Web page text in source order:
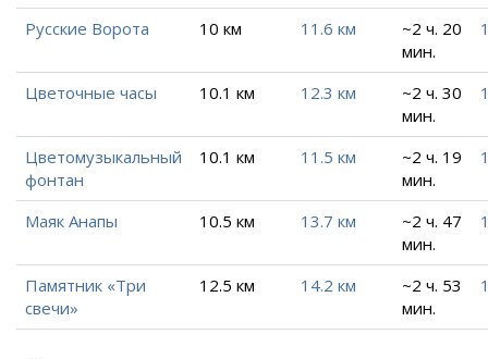
Русские Ворота 10 км 11.6 км
~2 ч. 20
мин.
Цветочные часы 10.1 км 12.3 км
~2 ч. 30
мин.
Цветомузыкальный
фонтан
10.1 км 11.5 км
~2 ч. 19
мин.
Маяк Анапы 10.5 км 13.7 км
~2 ч. 47
мин.
Памятник «Три
свечи»
12.5 км 14.2 км
~2 ч. 53
мин.